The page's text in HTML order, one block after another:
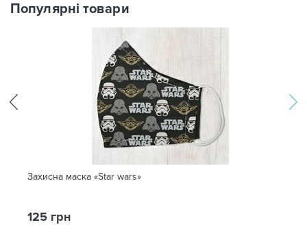
Популярні товари
Захисна маска «Star wars»
125 грн